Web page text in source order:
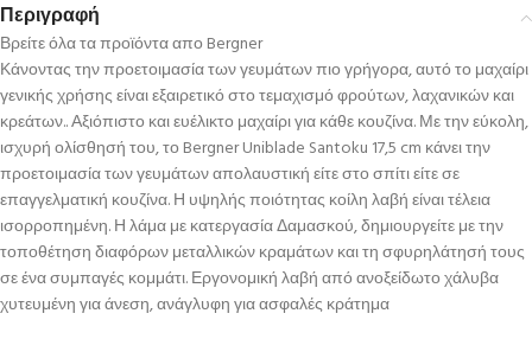
Περιγραφή
Βρείτε όλα τα προϊόντα απο Bergner
Κάνοντας την προετοιμασία των γευμάτων πιο γρήγορα, αυτό το μαχαίρι
γενικής χρήσης είναι εξαιρετικό στο τεμαχισμό φρούτων, λαχανικών και
κρεάτων.. Αξιόπιστο και ευέλικτο μαχαίρι για κάθε κουζίνα. Με την εύκολη,
ισχυρή ολίσθησή του, το Bergner Uniblade Santoku 17,5 cm κάνει την
προετοιμασία των γευμάτων απολαυστική είτε στο σπίτι είτε σε
επαγγελματική κουζίνα. Η υψηλής ποιότητας κοίλη λαβή είναι τέλεια
ισορροπημένη. Η λάμα με κατεργασία Δαμασκού, δημιουργείτε με την
τοποθέτηση διαφόρων μεταλλικών κραμάτων και τη σφυρηλάτησή τους
σε ένα συμπαγές κομμάτι. Εργονομική λαβή από ανοξείδωτο χάλυβα
χυτευμένη για άνεση, ανάγλυφη για ασφαλές κράτημα